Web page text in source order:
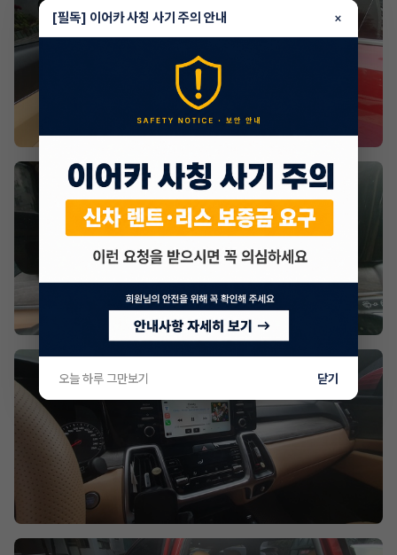
[필독] 이어카 사칭 사기 주의 안내 ×
오늘 하루 그만보기 닫기